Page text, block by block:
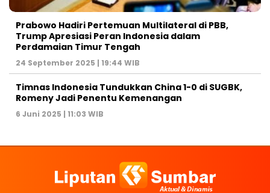
Prabowo Hadiri Pertemuan Multilateral di PBB,
Trump Apresiasi Peran Indonesia dalam
Perdamaian Timur Tengah
24 September 2025 | 19:44 WIB
Timnas Indonesia Tundukkan China 1-0 di SUGBK,
Romeny Jadi Penentu Kemenangan
6 Juni 2025 | 11:03 WIB